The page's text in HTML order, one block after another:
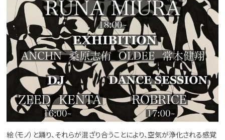
絵（モノ）と踊り、それらが混ざり合うことにより、空気が浄化される感覚